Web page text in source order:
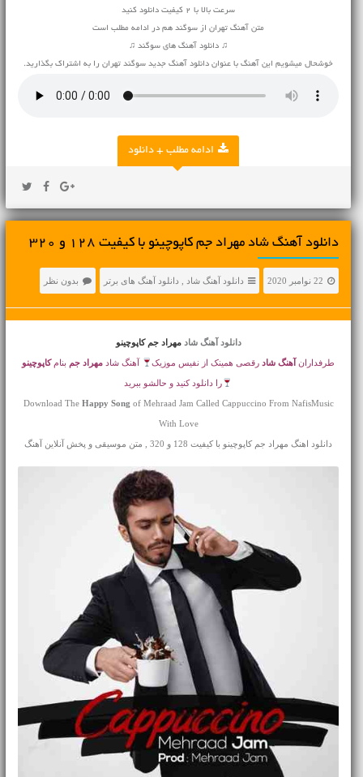
سرعت بالا با 2 کیفیت دانلود کنید
متن آهنگ تهران از سوگند هم در ادامه مطلب است
♫ دانلود آهنگ های سوگند ♫
خوشحال میشویم این آهنگ با عنوان دانلود آهنگ جدید سوگند تهران را به اشتراک بگذارید.
ادامه مطلب + دانلود
دانلود آهنگ شاد مهراد جم کاپوچینو با کیفیت 128 و 320
22 نوامبر 2020 دانلود آهنگ شاد دانلود آهنگ های برتر بدون نظر
دانلود آهنگ شاد مهراد جم کاپوچینو
طرفداران آهنگ شادرقصی همینک از نفیس موزیک آهنگ شادمهراد جم بنامکاپوچینو
را دانلود کنید و حالشو ببرید
Download The Happy Song of Mehraad Jam Called Cappuccino From NafisMusic
With Love
دانلود اهنگ مهراد جم کاپوچینو با کیفیت 128 و 320 , متن موسیقی و پخش آنلاین آهنگ